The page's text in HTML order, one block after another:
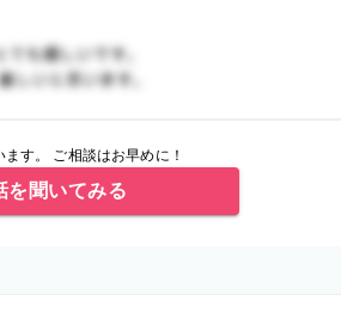
す。 ご相談はお早めに！
を聞いてみる